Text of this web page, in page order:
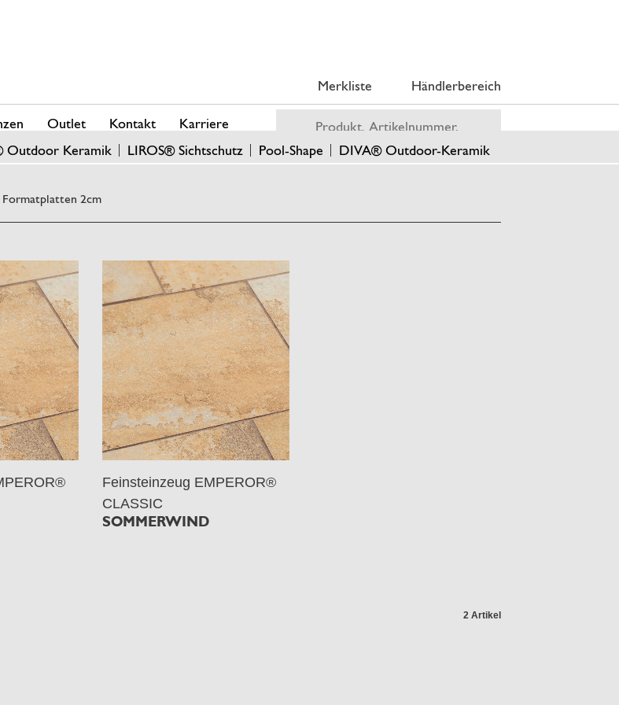
Merkliste Händlerbereich
Outdoor Keramik LIROS® Sichtschutz Pool-Shape DIVA® Outdoor-Keramik
Outlet Kontakt Karriere
Formatplatten 2cm
Feinsteinzeug EMPEROR®
CLASSIC
SOMMERWIND
2 Artikel